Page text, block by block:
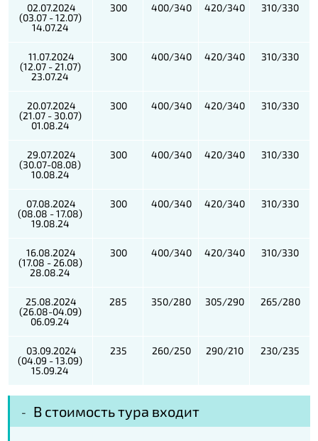
02.07.2024
(03.07 - 12.07)
14.07.24
300 400/340 420/340 310/330
11.07.2024
(12.07 - 21.07)
23.07.24
300 400/340 420/340 310/330
20.07.2024
(21.07 - 30.07)
01.08.24
300 400/340 420/340 310/330
29.07.2024
(30.07-08.08)
10.08.24
300 400/340 420/340 310/330
07.08.2024
(08.08 - 17.08)
19.08.24
300 400/340 420/340 310/330
16.08.2024
(17.08 - 26.08)
28.08.24
300 400/340 420/340 310/330
25.08.2024
(26.08-04.09)
06.09.24
285 350/280 305/290 265/280
03.09.2024
(04.09 - 13.09)
15.09.24
235 260/250 290/210 230/235
В стоимость тура входит